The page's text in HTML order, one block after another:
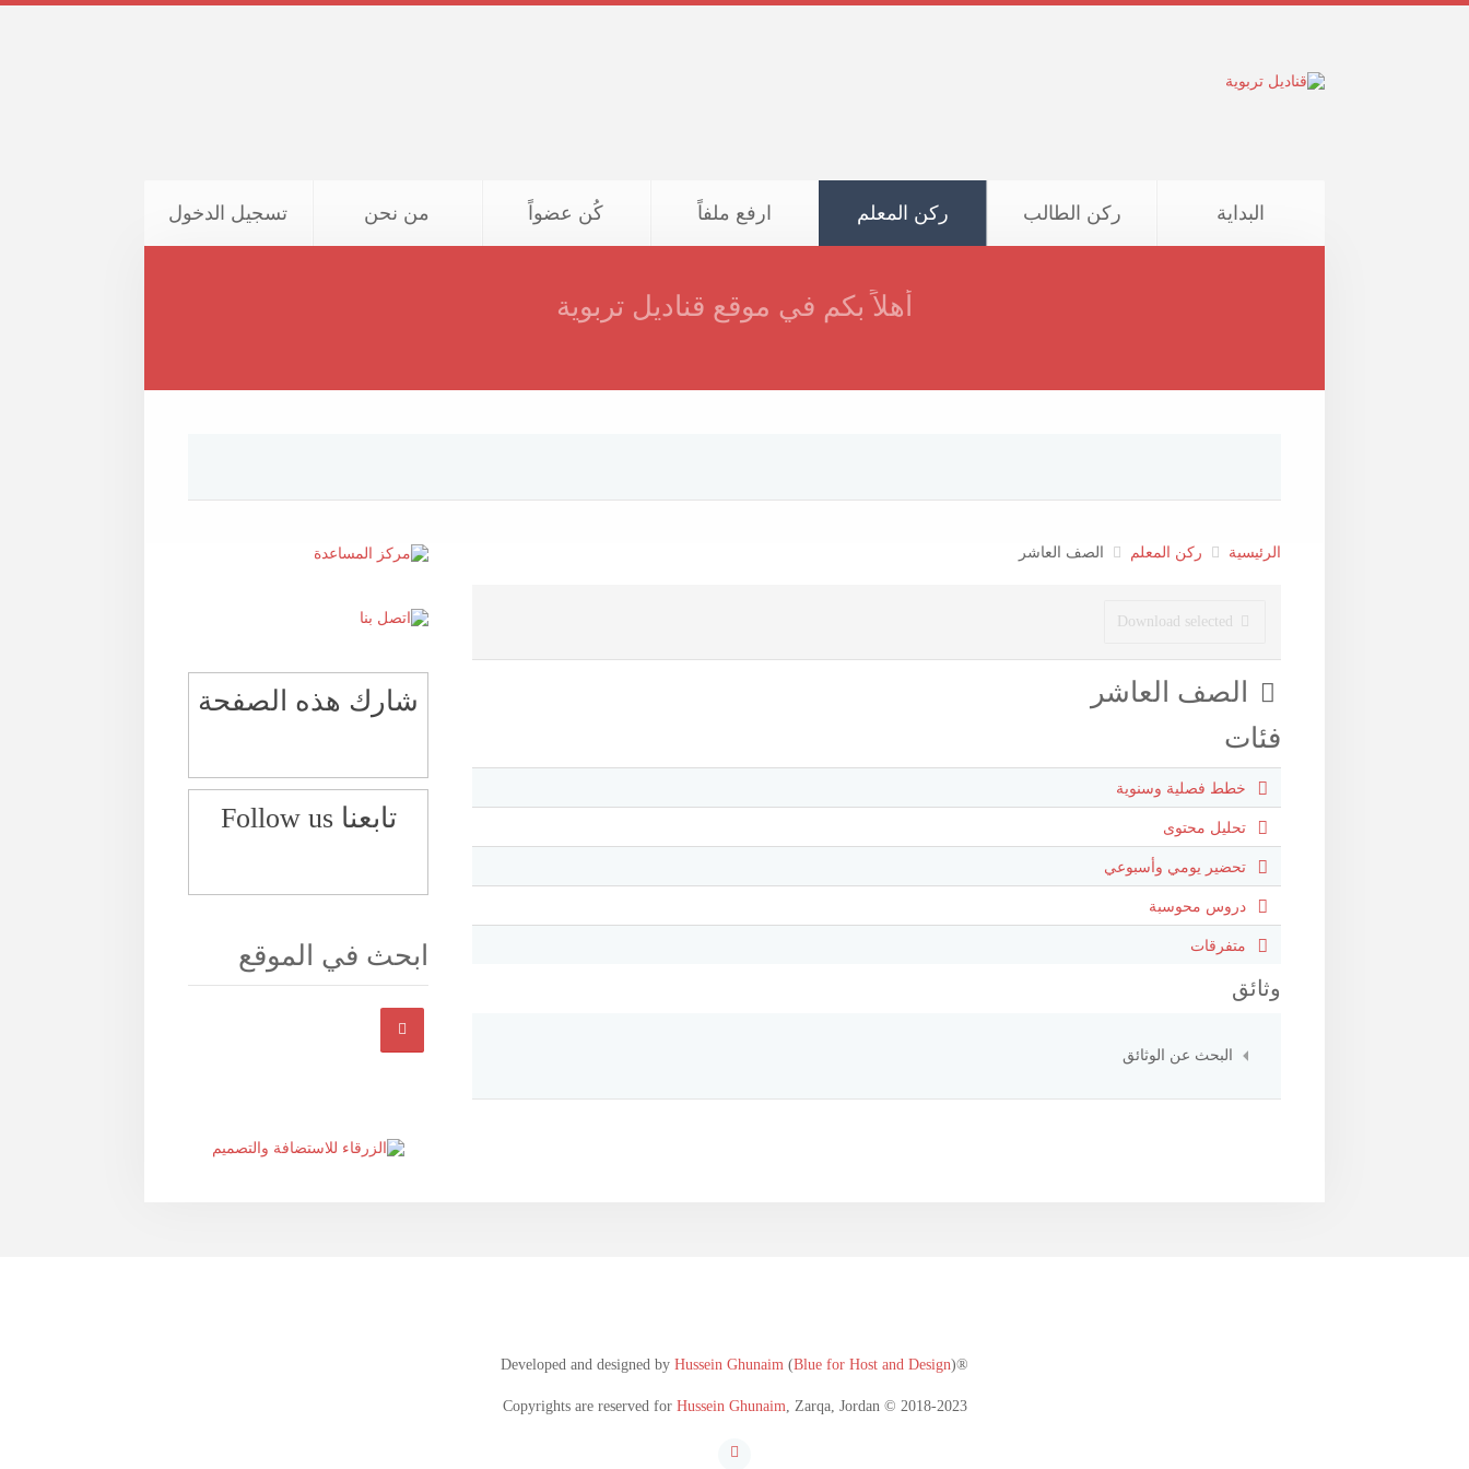
البداية ركن الطالب ركن المعلم ارفع ملفاً كُن عضواً من نحن تسجيل الدخول
أهلاً بكم في موقع قناديل تربوية
الرئيسية ركن المعلم الصف العاشر
Download selected
مجلد
الصف العاشر
فئات
مجلد
خطط فصلية وسنوية
مجلد
تحليل محتوى
مجلد
تحضير يومي وأسبوعي
مجلد
دروس محوسبة
مجلد
متفرقات
وثائق
البحث عن الوثائق
شارك هذه الصفحة
تابعنا Follow us
ابحث في الموقع
Developed and designed by Hussein Ghunaim (Blue for Host and Design)®
Copyrights are reserved for Hussein Ghunaim, Zarqa, Jordan © 2018-2023